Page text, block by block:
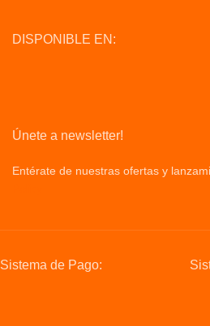
DISPONIBLE EN:
Únete a newsletter!
Entérate de nuestras ofertas y
Sistema de Pago: